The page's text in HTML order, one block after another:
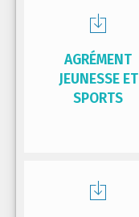
AGRÉMENT
JEUNESSE ET
SPORTS